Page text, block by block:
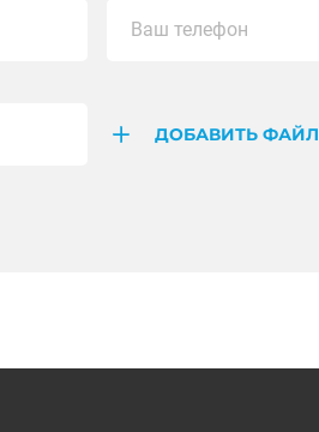
ДОБАВИТЬ ФАЙЛ